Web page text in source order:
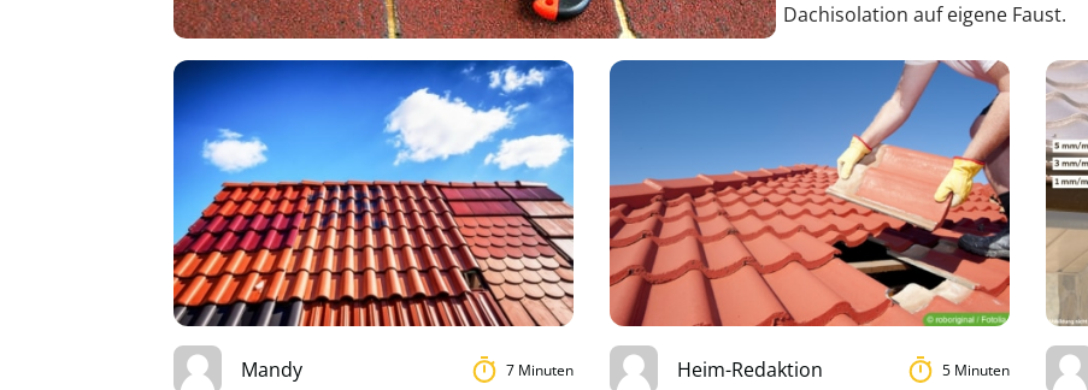
Dachisolation auf eigene Faust.
Mandy 7 Minuten Heim-Redaktion 5 Minuten